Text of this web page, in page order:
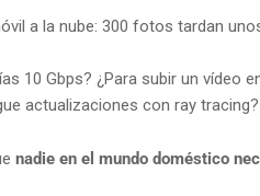
a la nube: 300 fotos tardan
10 Gbps? ¿Para subir un vídeo
actualizaciones con ray tracing?
nadie en el mundo doméstico